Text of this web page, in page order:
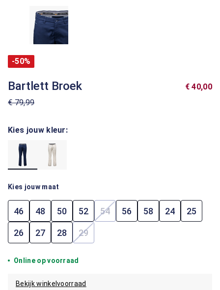
-50%
Bartlett Broek
€ 79,99
€ 40,00
Kies jouw kleur:
Kies jouw maat
46 48 50 52 54(Deze optie is momenteel niet
56 58 24 25
26 27 28 29(Deze optie is momenteel niet
Online op voorraad
Bekijk winkelvoorraad